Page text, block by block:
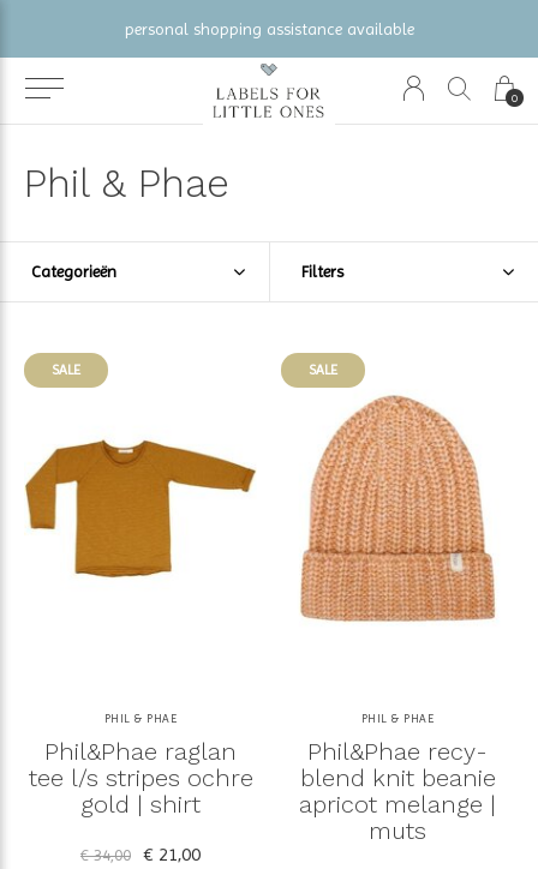
0
gratis verzending vanaf €100 (NL/BE/DE)
Phil & Phae
Categorieën Filters
SALE
PHIL & PHAE
Phil&Phae raglan
tee l/s stripes ochre
gold | shirt
€ 34,00 € 21,00
SALE
PHIL & PHAE
Phil&Phae recy-
blend knit beanie
apricot melange |
muts